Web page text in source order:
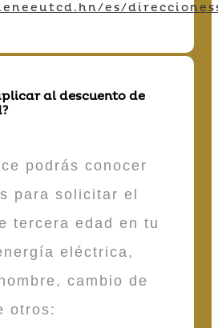
es/
al descuento de
podrás conocer
para solicitar el
tercera edad en tu
eléctrica,
cambio de
otros: